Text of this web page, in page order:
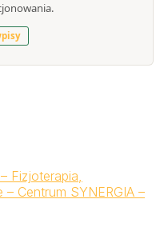
Fizjoterapia,
Centrum SYNERGIA –